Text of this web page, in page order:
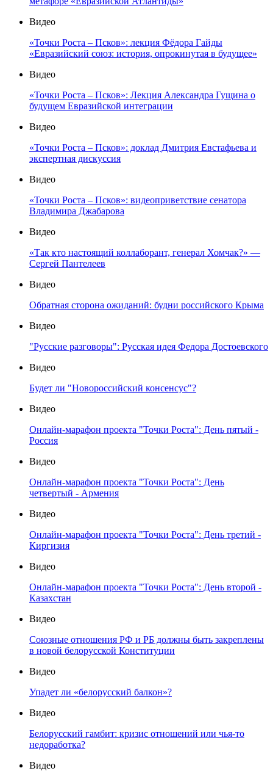
Видео
«Точки Роста – Псков»: лекция Фёдора Гайды
«Евразийский союз: история, опрокинутая в будущее»
Видео
«Точки Роста – Псков»: Лекция Александра Гущина о
будущем Евразийской интеграции
Видео
«Точки Роста – Псков»: доклад Дмитрия Евстафьева и
экспертная дискуссия
Видео
«Точки Роста – Псков»: видеоприветствие сенатора
Владимира Джабарова
Видео
«Так кто настоящий коллаборант, генерал Хомчак?» —
Сергей Пантелеев
Видео
Обратная сторона ожиданий: будни российского Крыма
Видео
"Русские разговоры": Русская идея Федора Достоевского
Видео
Будет ли "Новороссийский консенсус"?
Видео
Онлайн-марафон проекта "Точки Роста": День пятый -
Россия
Видео
Онлайн-марафон проекта "Точки Роста": День
четвертый - Армения
Видео
Онлайн-марафон проекта "Точки Роста": День третий -
Киргизия
Видео
Онлайн-марафон проекта "Точки Роста": День второй -
Казахстан
Видео
Союзные отношения РФ и РБ должны быть закреплены
в новой белорусской Конституции
Видео
Упадет ли «белорусский балкон»?
Видео
Белорусский гамбит: кризис отношений или чья-то
недоработка?
Видео